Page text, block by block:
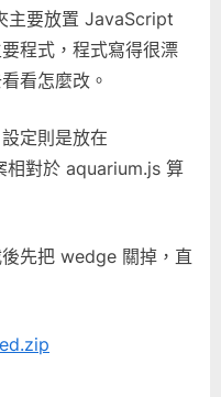
主要放置 JavaScript
程式，程式寫得很漂
看怎麼改。
定則是放在
相對於 aquarium.js 算
先把 wedge 關掉，直